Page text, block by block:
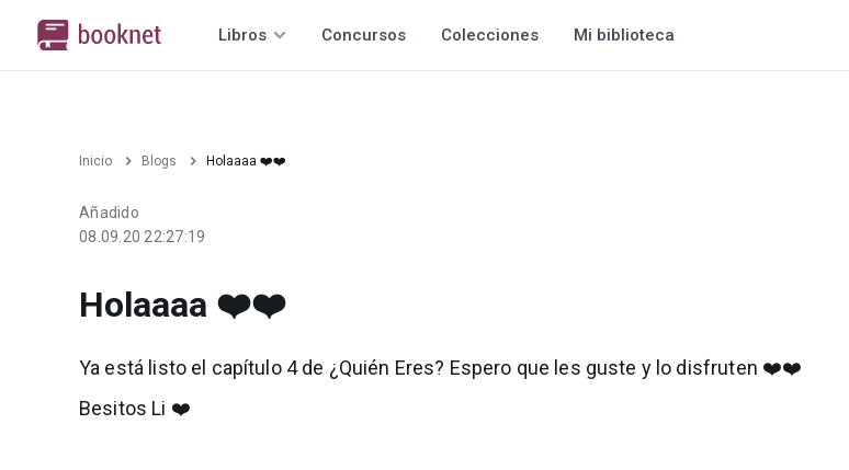
Libros Concursos Colecciones Mi biblioteca
Inicio Blogs Holaaaa ❤️❤️
Añadido
08.09.20 22:27:19
Holaaaa ❤️❤️
Ya está listo el capítulo 4 de ¿Quién Eres? Espero que les guste y lo disfruten ❤️❤️
Besitos Li ❤️